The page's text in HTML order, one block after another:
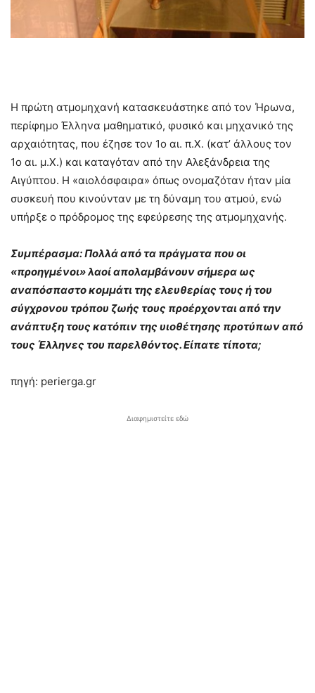
Η πρώτη ατμομηχανή κατασκευάστηκε από τον Ήρωνα,
περίφημο Έλληνα μαθηματικό, φυσικό και μηχανικό της
αρχαιότητας, που έζησε τον 1ο αι. π.Χ. (κατ’ άλλους τον
1ο αι. μ.Χ.) και καταγόταν από την Αλεξάνδρεια της
Αιγύπτου. Η «αιολόσφαιρα» όπως ονομαζόταν ήταν μία
συσκευή που κινούνταν με τη δύναμη του ατμού, ενώ
υπήρξε ο πρόδρομος της εφεύρεσης της ατμομηχανής.
Συμπέρασμα: Πολλά από τα πράγματα που οι
«προηγμένοι» λαοί απολαμβάνουν σήμερα ως
αναπόσπαστο κομμάτι της ελευθερίας τους ή του
σύγχρονου τρόπου ζωής τους προέρχονται από την
ανάπτυξη τους κατόπιν της υιοθέτησης προτύπων από
τους Έλληνες του παρελθόντος. Είπατε τίποτα;
πηγή: perierga.gr
Διαφημιστείτε εδώ